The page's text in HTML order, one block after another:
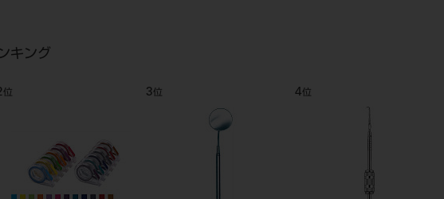
キング
位 9位 10位